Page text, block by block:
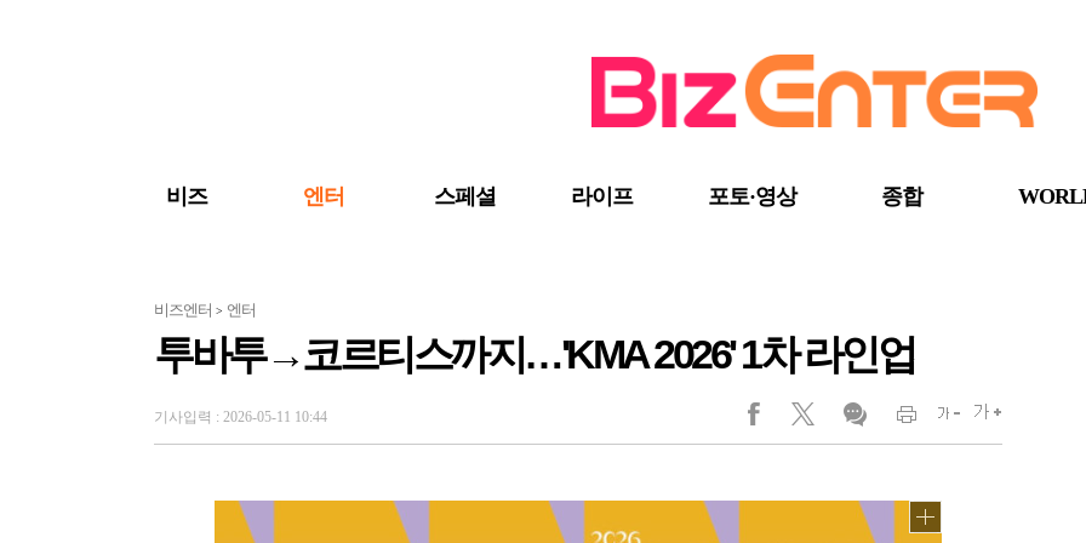
비즈 엔터 스페셜 라이프 포토·영상 종합
비즈엔터 > 엔터
투바투→코르티스까지…'KMA 2026' 1차 라인업
기사입력 : 2026-05-11 10:44